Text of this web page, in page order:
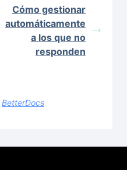
Cómo gestionar
automáticamente
a los que no
responden
BetterDocs